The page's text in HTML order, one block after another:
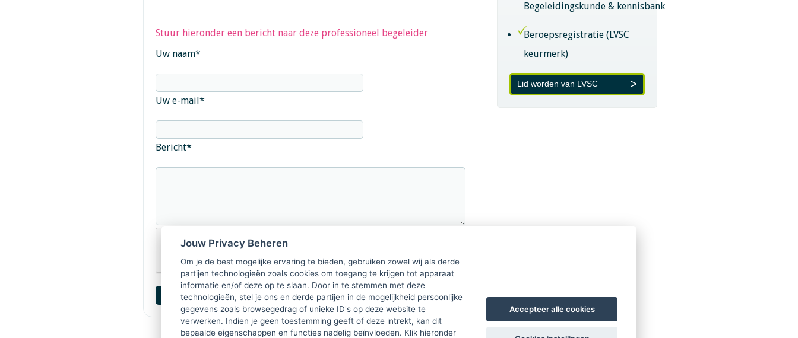
Stuur hieronder een bericht naar deze professioneel begeleider
Uw naam*
Uw e-mail*
Bericht*
Begeleidingskunde & kennisbank
Beroepsregistratie (LVSC
keurmerk)
Lid worden van LVSC
Jouw Privacy Beheren
Om je de best mogelijke ervaring te bieden, gebruiken zowel wij als derde
partijen technologieën zoals cookies om toegang te krijgen tot apparaat
informatie en/of deze op te slaan. Door in te stemmen met deze
technologieën, stel je ons en derde partijen in de mogelijkheid persoonlijke
gegevens zoals browsegedrag of unieke ID's op deze website te
verwerken. Indien je geen toestemming geeft of deze intrekt, kan dit
bepaalde eigenschappen en functies nadelig beïnvloeden. Klik hieronder
Accepteer alle cookies